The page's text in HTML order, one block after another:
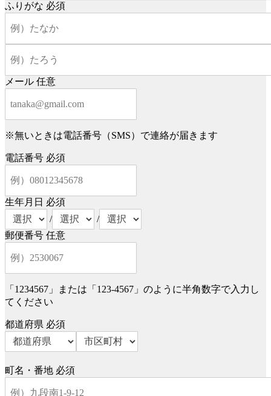
ふりがな 必須
メール 任意
※無いときは電話番号（SMS）で連絡が届きます
電話番号 必須
生年月日 必須
/
/
郵便番号 任意
「1234567」または「123-4567」のように半角数字で入力し
てください
都道府県 必須
町名・番地 必須